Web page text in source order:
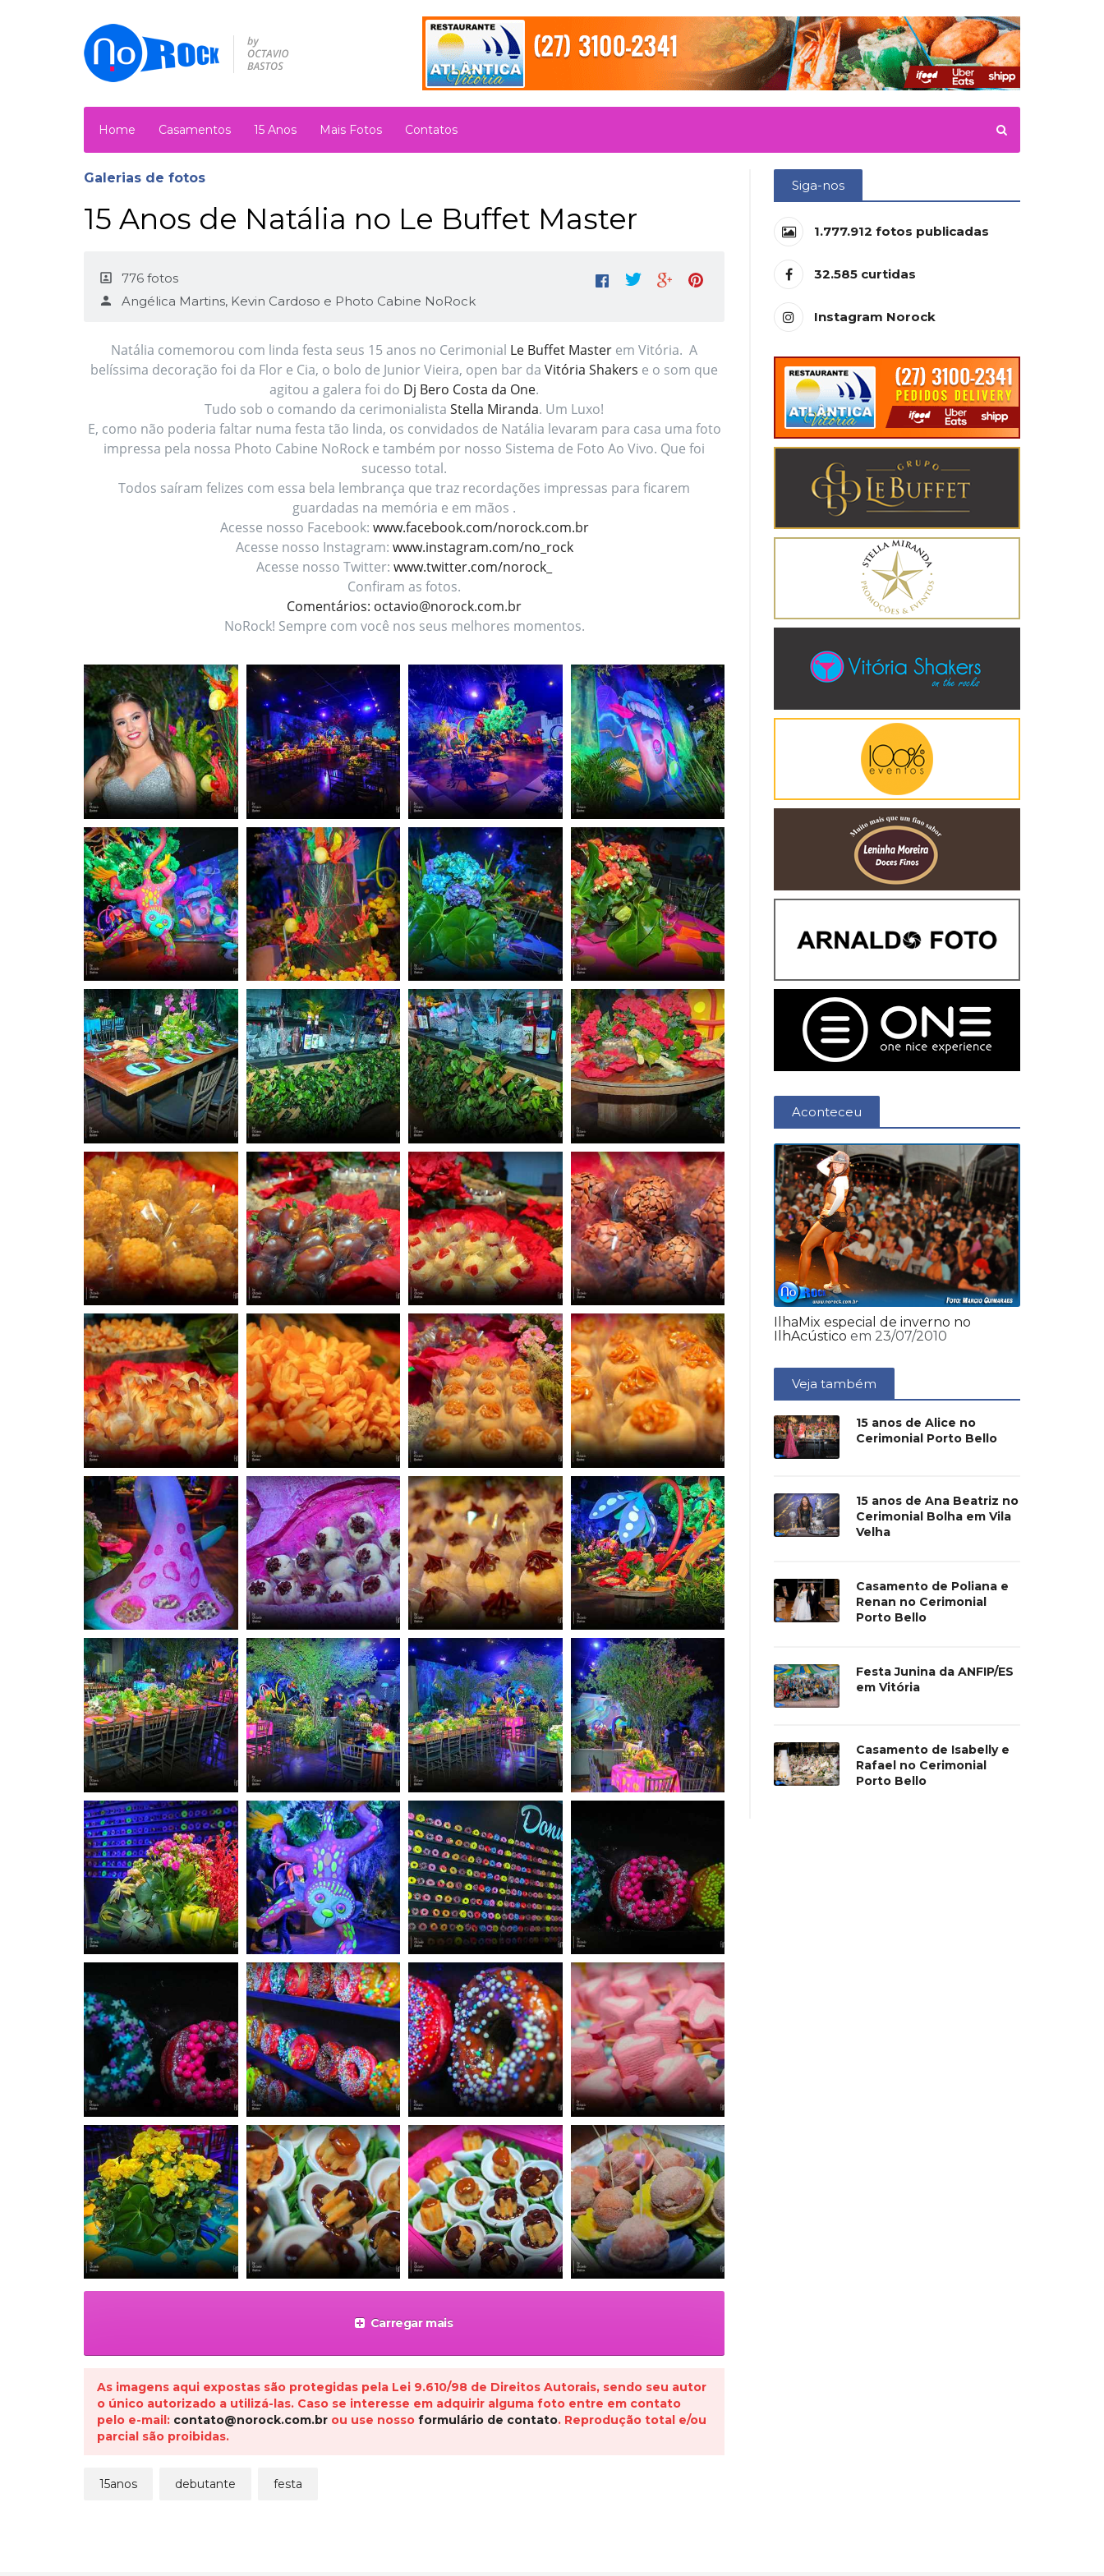
Home Casamentos 15 Anos Mais Fotos Contatos
Galerias de fotos
15 Anos de Natália no Le Buffet Master
portrait 776 fotos
person Angélica Martins, Kevin Cardoso e Photo Cabine NoRock
Natália comemorou com linda festa seus 15 anos no Cerimonial Le Buffet Master em Vitória. A
belíssima decoração foi da Flor e Cia, o bolo de Junior Vieira, open bar da Vitória Shakers e o som que
agitou a galera foi do Dj Bero Costa da One.
Tudo sob o comando da cerimonialista Stella Miranda. Um Luxo!
E, como não poderia faltar numa festa tão linda, os convidados de Natália levaram para casa uma foto
impressa pela nossa Photo Cabine NoRock e também por nosso Sistema de Foto Ao Vivo. Que foi
sucesso total.
Todos saíram felizes com essa bela lembrança que traz recordações impressas para ficarem
guardadas na memória e em mãos .
Acesse nosso Facebook: www.facebook.com/norock.com.br
Acesse nosso Instagram: www.instagram.com/no_rock
Acesse nosso Twitter: www.twitter.com/norock_
Confiram as fotos.
Comentários: octavio@norock.com.br
NoRock! Sempre com você nos seus melhores momentos.
Carregar mais
As imagens aqui expostas são protegidas pela Lei 9.610/98 de Direitos Autorais, sendo seu autor
o único autorizado a utilizá-las. Caso se interesse em adquirir alguma foto entre em contato
pelo e-mail: contato@norock.com.br ou use nosso formulário de contato. Reprodução total e/ou
parcial são proibidas.
15anos debutante festa
Siga-nos
1.777.912 fotos publicadas
32.585 curtidas
Instagram Norock
Aconteceu
IlhaMix especial de inverno no
IlhAcústico em 23/07/2010
Veja também
15 anos de Alice no
Cerimonial Porto Bello
15 anos de Ana Beatriz no
Cerimonial Bolha em Vila
Velha
Casamento de Poliana e
Renan no Cerimonial
Porto Bello
Festa Junina da ANFIP/ES
em Vitória
Casamento de Isabelly e
Rafael no Cerimonial
Porto Bello